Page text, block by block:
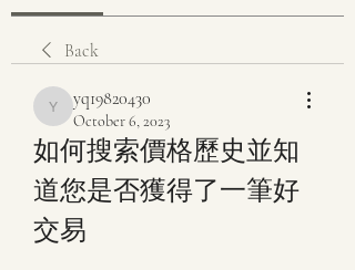
Back
yq19820430
yq19820430
October 6, 2023
如何搜索價格歷史並知
道您是否獲得了一筆好
交易